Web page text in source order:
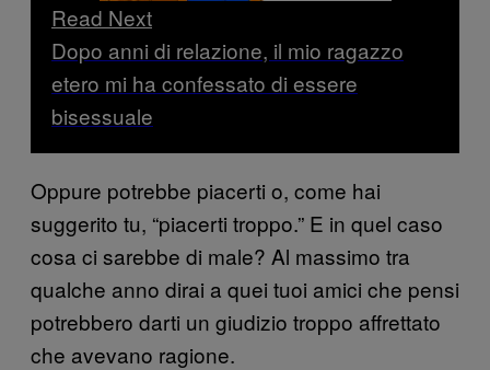
Read Next
Dopo anni di relazione, il mio ragazzo
etero mi ha confessato di essere
bisessuale
Oppure potrebbe piacerti o, come hai
suggerito tu, “piacerti troppo.” E in quel caso
cosa ci sarebbe di male? Al massimo tra
qualche anno dirai a quei tuoi amici che pensi
potrebbero darti un giudizio troppo affrettato
che avevano ragione.